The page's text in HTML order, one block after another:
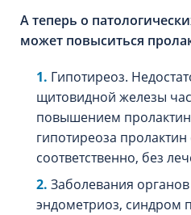
А теперь о
может повыситься
Гипотиреоз.
щитовидной железы
повышением
гипотиреоза пролактин
соответственно, без
Заболевания
эндометриоз, синдром